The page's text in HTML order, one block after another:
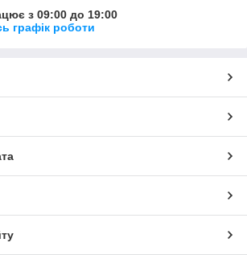
з 09:00 до 19:00
графік роботи